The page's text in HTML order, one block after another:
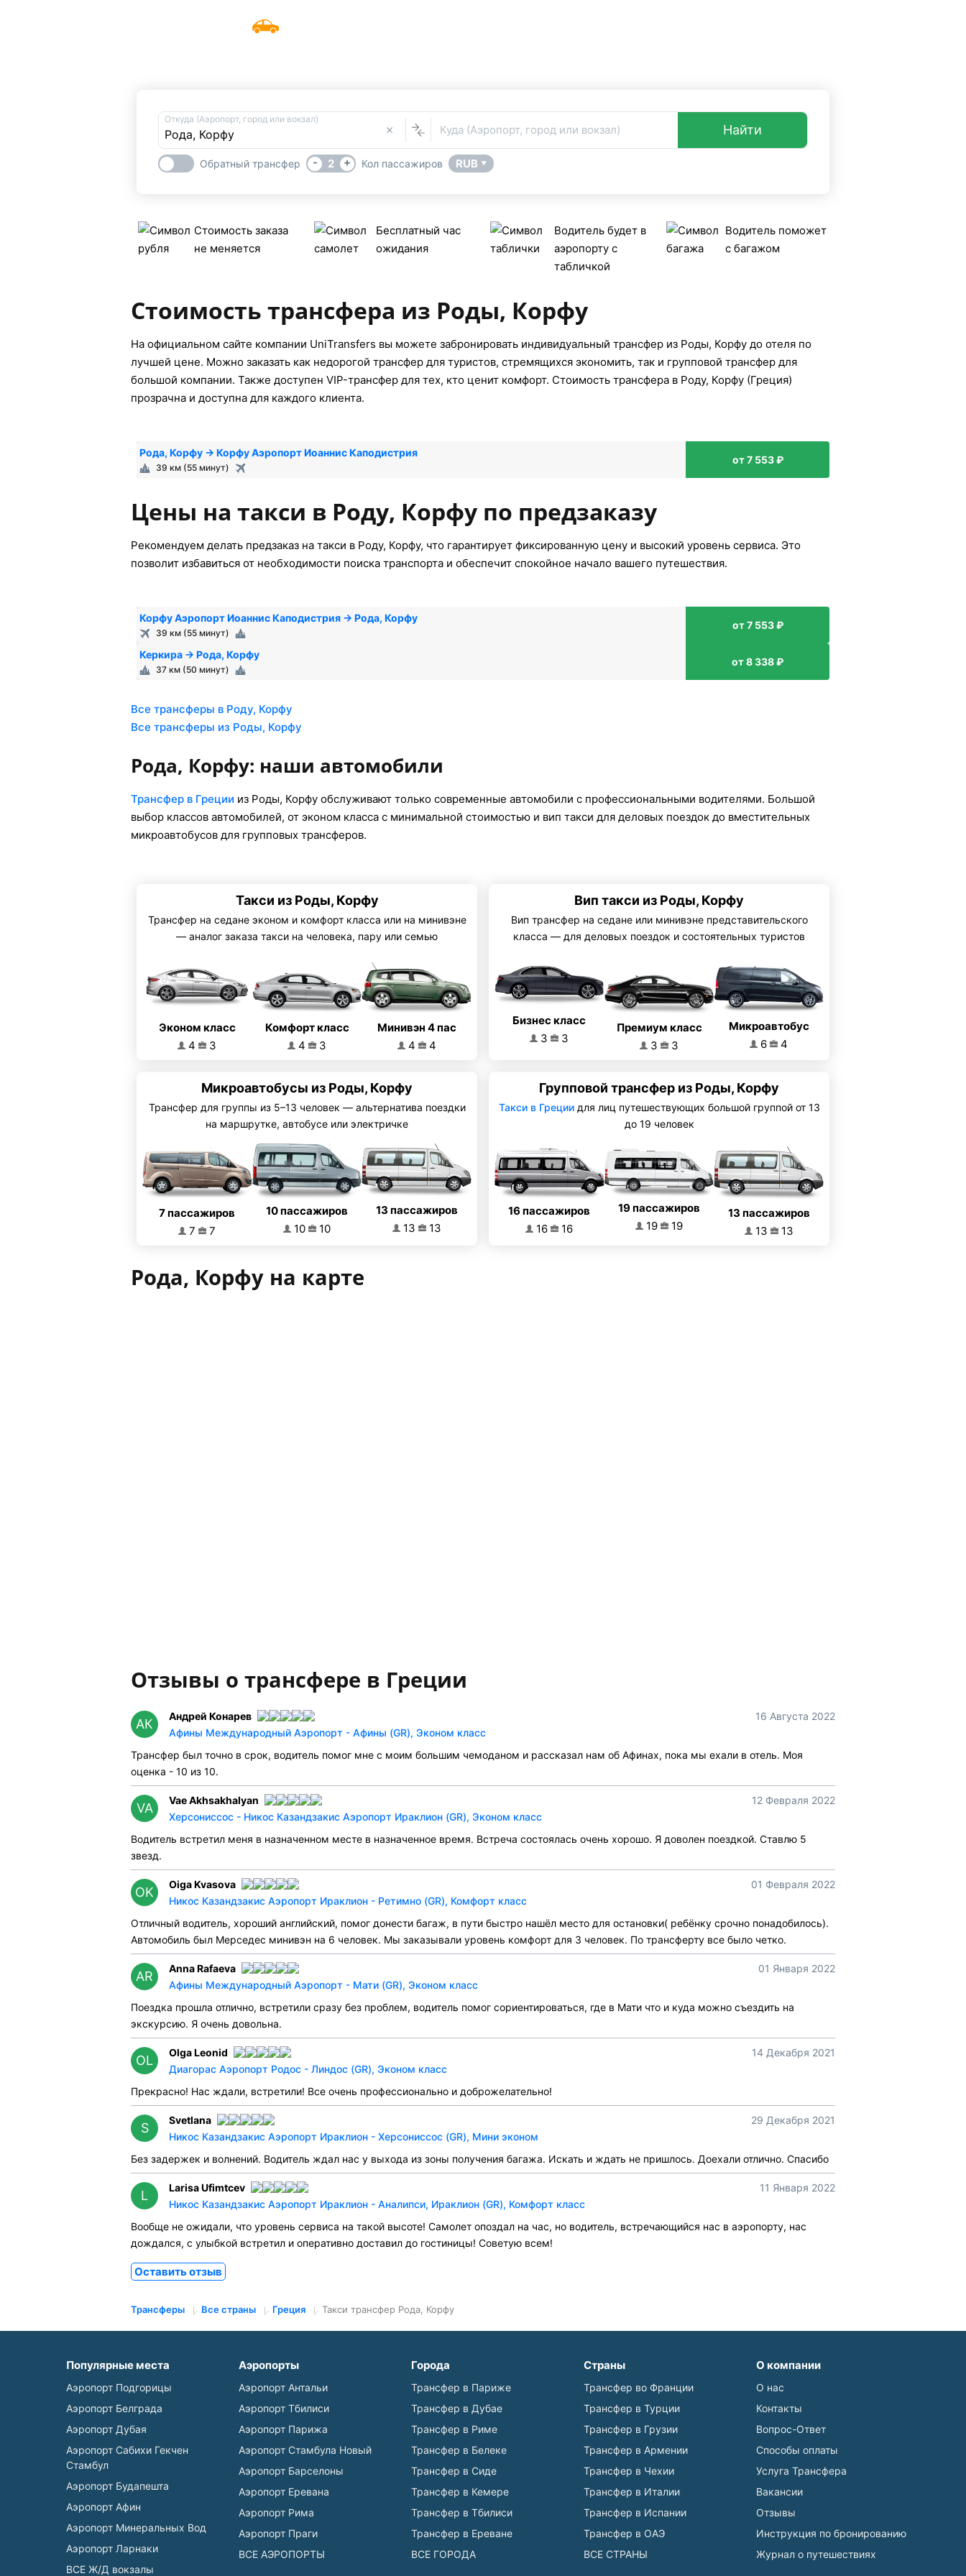
Откуда (Аэропорт, город или вокзал)
Куда (Аэропорт, город или вокзал) Найти
Обратный трансфер - 2 + Кол пассажиров RUB ▼
Стоимость заказа
не меняется
Бесплатный час
ожидания
Водитель будет в
аэропорту с
табличкой
Водитель поможет
с багажом
Стоимость трансфера из Роды, Корфу
На официальном сайте компании UniTransfers вы можете забронировать индивидуальный трансфер из Роды, Корфу до отеля по
лучшей цене. Можно заказать как недорогой трансфер для туристов, стремящихся экономить, так и групповой трансфер для
большой компании. Также доступен VIP-трансфер для тех, кто ценит комфорт. Стоимость трансфера в Роду, Корфу (Греция)
прозрачна и доступна для каждого клиента.
Рода, Корфу → Корфу Аэропорт Иоаннис Каподистрия
39 км (55 минут)
от 7 553 ₽
Цены на такси в Роду, Корфу по предзаказу
Рекомендуем делать предзаказ на такси в Роду, Корфу, что гарантирует фиксированную цену и высокий уровень сервиса. Это
позволит избавиться от необходимости поиска транспорта и обеспечит спокойное начало вашего путешествия.
Корфу Аэропорт Иоаннис Каподистрия → Рода, Корфу
39 км (55 минут)
от 7 553 ₽
Керкира → Рода, Корфу
37 км (50 минут)
от 8 338 ₽
Все трансферы в Роду, Корфу
Все трансферы из Роды, Корфу
Рода, Корфу: наши автомобили
Трансфер в Греции из Роды, Корфу обслуживают только современные автомобили с профессиональными водителями. Большой
выбор классов автомобилей, от эконом класса с минимальной стоимостью и вип такси для деловых поездок до вместительных
микроавтобусов для групповых трансферов.
Такси из Роды, Корфу
Трансфер на седане эконом и комфорт класса или на минивэне
— аналог заказа такси на человека, пару или семью
Эконом класс
4
3
Комфорт класс
4
3
Минивэн 4 пас
4
4
Вип такси из Роды, Корфу
Вип трансфер на седане или минивэне представительского
класса — для деловых поездок и состоятельных туристов
Бизнес класс
3
3
Премиум класс
3
3
Микроавтобус
6
4
Микроавтобусы из Роды, Корфу
Трансфер для группы из 5–13 человек — альтернатива поездки
на маршрутке, автобусе или электричке
7 пассажиров
7
7
10 пассажиров
10
10
13 пассажиров
13
13
Групповой трансфер из Роды, Корфу
Такси в Грециидля лиц путешествующих большой группой от 13
до 19 человек
16 пассажиров
16
16
19 пассажиров
19
19
13 пассажиров
13
13
Рода, Корфу на карте
Отзывы о трансфере в Греции
АК
Андрей Конарев
16 Августа 2022
Афины Международный Аэропорт - Афины (GR), Эконом класс
Трансфер был точно в срок, водитель помог мне с моим большим чемоданом и рассказал нам об Афинах, пока мы ехали в отель. Моя
оценка - 10 из 10.
VA
Vae Akhsakhalyan
12 Февраля 2022
Херсониссос - Никос Казандзакис Аэропорт Ираклион (GR), Эконом класс
Водитель встретил меня в назначенном месте в назначенное время. Встреча состоялась очень хорошо. Я доволен поездкой. Ставлю 5
звезд.
OK
Oiga Kvasova
01 Февраля 2022
Никос Казандзакис Аэропорт Ираклион - Ретимно (GR), Комфорт класс
Отличный водитель, хороший английский, помог донести багаж, в пути быстро нашёл место для остановки( ребёнку срочно понадобилось).
Автомобиль был Мерседес минивэн на 6 человек. Мы заказывали уровень комфорт для 3 человек. По трансферту все было четко.
AR
Anna Rafaeva
01 Января 2022
Афины Международный Аэропорт - Мати (GR), Эконом класс
Поездка прошла отлично, встретили сразу без проблем, водитель помог сориентироваться, где в Мати что и куда можно съездить на
экскурсию. Я очень довольна.
OL
Olga Leonid
14 Декабря 2021
Диагорас Аэропорт Родос - Линдос (GR), Эконом класс
Прекрасно! Нас ждали, встретили! Все очень профессионально и доброжелательно!
S
Svetlana
29 Декабря 2021
Никос Казандзакис Аэропорт Ираклион - Херсониссос (GR), Мини эконом
Без задержек и волнений. Водитель ждал нас у выхода из зоны получения багажа. Искать и ждать не пришлось. Доехали отлично. Спасибо
L
Larisa Ufimtcev
11 Января 2022
Никос Казандзакис Аэропорт Ираклион - Аналипси, Ираклион (GR), Комфорт класс
Вообще не ожидали, что уровень сервиса на такой высоте! Самолет опоздал на час, но водитель, встречающийся нас в аэропорту, нас
дождался, с улыбкой встретил и оперативно доставил до гостиницы! Советую всем!
Оставить отзыв
Трансферы Все страны Греция Такси трансфер Рода, Корфу
Популярные места
Аэропорт Подгорицы
Аэропорт Белграда
Аэропорт Дубая
Аэропорт Сабихи Гекчен
Стамбул
Аэропорт Будапешта
Аэропорт Афин
Аэропорт Минеральных Вод
Аэропорт Ларнаки
ВСЕ Ж/Д вокзалы
Аэропорты
Аэропорт Антальи
Аэропорт Тбилиси
Аэропорт Парижа
Аэропорт Стамбула Новый
Аэропорт Барселоны
Аэропорт Еревана
Аэропорт Рима
Аэропорт Праги
ВСЕ АЭРОПОРТЫ
Города
Трансфер в Париже
Трансфер в Дубае
Трансфер в Риме
Трансфер в Белеке
Трансфер в Сиде
Трансфер в Кемере
Трансфер в Тбилиси
Трансфер в Ереване
ВСЕ ГОРОДА
Страны
Трансфер во Франции
Трансфер в Турции
Трансфер в Грузии
Трансфер в Армении
Трансфер в Чехии
Трансфер в Италии
Трансфер в Испании
Трансфер в ОАЭ
ВСЕ СТРАНЫ
О компании
О нас
Контакты
Вопрос-Ответ
Способы оплаты
Услуга Трансфера
Вакансии
Отзывы
Инструкция по бронированию
Журнал о путешествиях